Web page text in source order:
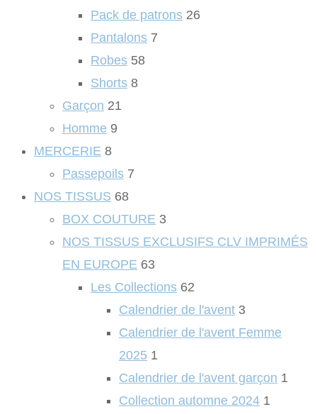
Pack de patrons 26
Pantalons 7
Robes 58
Shorts 8
Garçon 21
Homme 9
MERCERIE 8
Passepoils 7
NOS TISSUS 68
BOX COUTURE 3
NOS TISSUS EXCLUSIFS CLV IMPRIMÉS
EN EUROPE 63
Les Collections 62
Calendrier de l'avent 3
Calendrier de l'avent Femme
2025 1
Calendrier de l'avent garçon 1
Collection automne 2024 1